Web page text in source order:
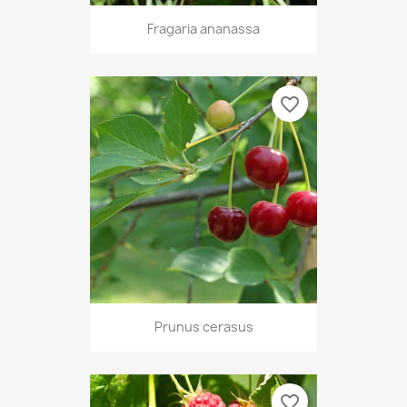
Fragaria ananassa
Prunus cerasus
favorite_border